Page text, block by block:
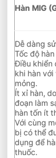
Hàn MIG
Dễ dàng
Tốc độ
Điều khiển
khi hàn với
mỏng.
Ít xỉ hàn,
đoạn làm
hàn tốn ít
Với cùng
bị có thể
dụng để
thuốc.